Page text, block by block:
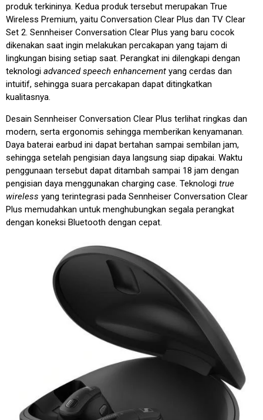
produk terkininya. Kedua produk tersebut merupakan True
Wireless Premium, yaitu Conversation Clear Plus dan TV Clear
Set 2. Sennheiser Conversation Clear Plus yang baru cocok
dikenakan saat ingin melakukan percakapan yang tajam di
lingkungan bising setiap saat. Perangkat ini dilengkapi dengan
teknologi advanced speech enhancement yang cerdas dan
intuitif, sehingga suara percakapan dapat ditingkatkan
kualitasnya.
Desain Sennheiser Conversation Clear Plus terlihat ringkas dan
modern, serta ergonomis sehingga memberikan kenyamanan.
Daya baterai earbud ini dapat bertahan sampai sembilan jam,
sehingga setelah pengisian daya langsung siap dipakai. Waktu
penggunaan tersebut dapat ditambah sampai 18 jam dengan
pengisian daya menggunakan charging case. Teknologi true
wireless yang terintegrasi pada Sennheiser Conversation Clear
Plus memudahkan untuk menghubungkan segala perangkat
dengan koneksi Bluetooth dengan cepat.